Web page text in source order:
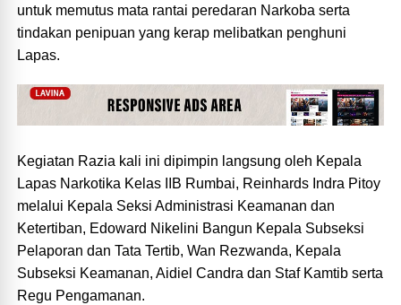
untuk memutus mata rantai peredaran Narkoba serta
tindakan penipuan yang kerap melibatkan penghuni
Lapas.
Kegiatan Razia kali ini dipimpin langsung oleh Kepala
Lapas Narkotika Kelas IIB Rumbai, Reinhards Indra Pitoy
melalui Kepala Seksi Administrasi Keamanan dan
Ketertiban, Edoward Nikelini Bangun Kepala Subseksi
Pelaporan dan Tata Tertib, Wan Rezwanda, Kepala
Subseksi Keamanan, Aidiel Candra dan Staf Kamtib serta
Regu Pengamanan.